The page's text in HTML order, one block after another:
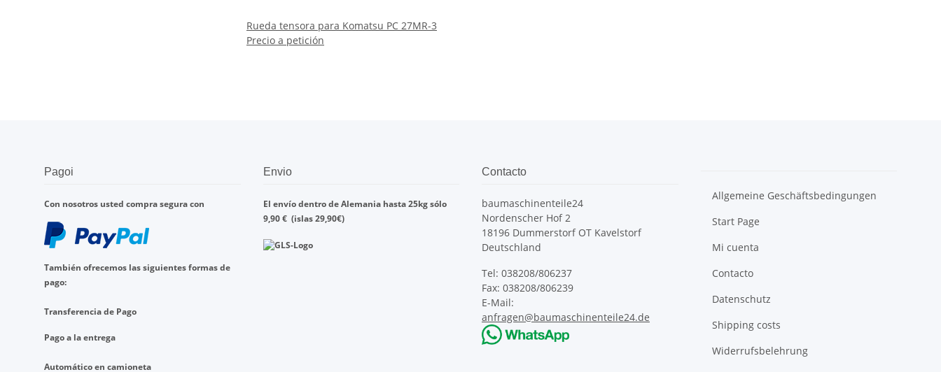
Rueda tensora para Komatsu PC 27MR-3
Precio a petición
Pagoi
Con nosotros usted comprasegura con
También ofrecemos lassiguientes formas de
pago:
Transferencia de Pago
Pago a la entrega
Automático en camioneta
Envio
El envío dentro de Alemania hasta 25kg sólo
9,90 € (islas29,90€)
Contacto
baumaschinenteile24
Nordenscher Hof 2
18196 Dummerstorf OT Kavelstorf
Deutschland
Tel: 038208/806237
Fax: 038208/806239
E-Mail:
anfragen@baumaschinenteile24.de
Allgemeine Geschäftsbedingungen
Start Page
Mi cuenta
Contacto
Datenschutz
Shipping costs
Widerrufsbelehrung